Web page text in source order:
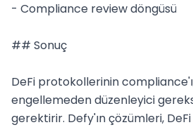
- Compliance review döngüsü
## Sonuç
DeFi protokollerinin
engellemeden düzenleyici
gerektirir. Defy'ın çözümleri,